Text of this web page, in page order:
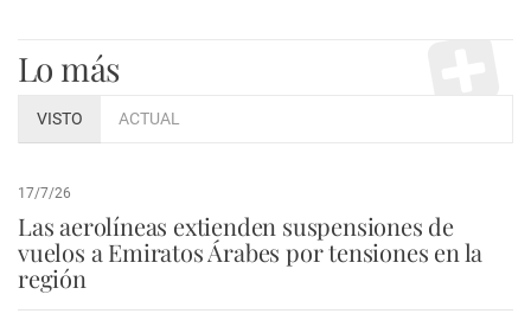
Lo más
VISTO ACTUAL
17/7/26
Las aerolíneas extienden suspensiones de
vuelos a Emiratos Árabes por tensiones en la
región